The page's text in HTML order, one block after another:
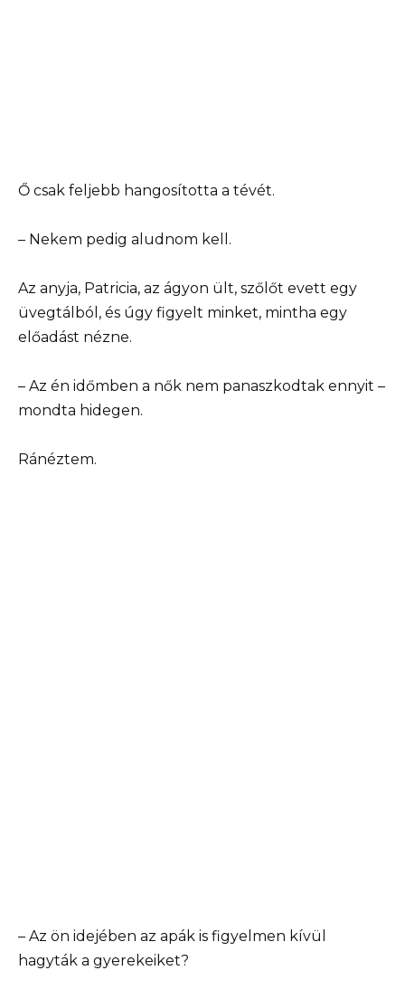
Ő csak feljebb hangosította a tévét.
– Nekem pedig aludnom kell.
Az anyja, Patricia, az ágyon ült, szőlőt evett egy
üvegtálból, és úgy figyelt minket, mintha egy
előadást nézne.
– Az én időmben a nők nem panaszkodtak ennyit –
mondta hidegen.
Ránéztem.
– Az ön idejében az apák is figyelmen kívül
hagyták a gyerekeiket?